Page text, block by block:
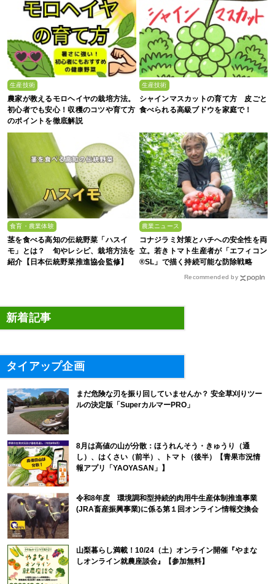
生産技術
農家が教えるモロヘイヤの栽培方法。
初心者でも安心！収穫のコツや育て方
のポイントを徹底解説
生産技術
シャインマスカットの育て方 皮ごと
食べられる高級ブドウを家庭で！
食育・農業体験
茎を食べる高知の伝統野菜「ハスイ
モ」とは？ 旬やレシピ、栽培方法を
紹介【日本伝統野菜推進協会監修】
農業ニュース
コナジラミ対策とハチへの安全性を両
立。若きトマト生産者が「エフィコン
®SL」で描く持続可能な防除戦略
Recommended by
新着記事
タイアップ企画
まだ危険な刃を振り回していませんか？ 安全草刈りツー
ルの決定版「SuperカルマーPRO」
8月は高値の山が分散：ほうれんそう・きゅうり（通
し）、はくさい（前半）、トマト（後半）【青果市況情
報アプリ「YAOYASAN」】
令和8年度 環境調和型持続的肉用牛生産体制推進事業
(JRA畜産振興事業)に係る第１回オンライン情報交換会
山梨暮らし満載！10/24（土）オンライン開催『やまな
しオンライン就農座談会』【参加無料】